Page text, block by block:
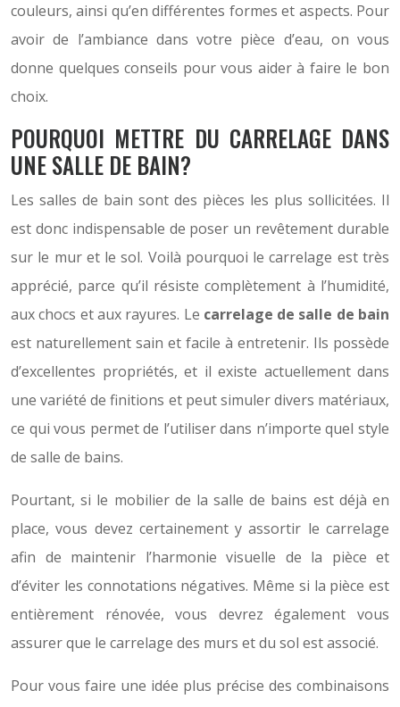
couleurs, ainsi qu’en différentes formes et aspects. Pour
avoir de l’ambiance dans votre pièce d’eau, on vous
donne quelques conseils pour vous aider à faire le bon
choix.
POURQUOI METTRE DU CARRELAGE DANS
UNE SALLE DE BAIN?
Les salles de bain sont des pièces les plus sollicitées. Il
est donc indispensable de poser un revêtement durable
sur le mur et le sol. Voilà pourquoi le carrelage est très
apprécié, parce qu’il résiste complètement à l’humidité,
aux chocs et aux rayures. Le carrelage de salle de bain
est naturellement sain et facile à entretenir. Ils possède
d’excellentes propriétés, et il existe actuellement dans
une variété de finitions et peut simuler divers matériaux,
ce qui vous permet de l’utiliser dans n’importe quel style
de salle de bains.
Pourtant, si le mobilier de la salle de bains est déjà en
place, vous devez certainement y assortir le carrelage
afin de maintenir l’harmonie visuelle de la pièce et
d’éviter les connotations négatives. Même si la pièce est
entièrement rénovée, vous devrez également vous
assurer que le carrelage des murs et du sol est associé.
Pour vous faire une idée plus précise des combinaisons